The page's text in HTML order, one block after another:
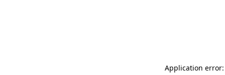
Application